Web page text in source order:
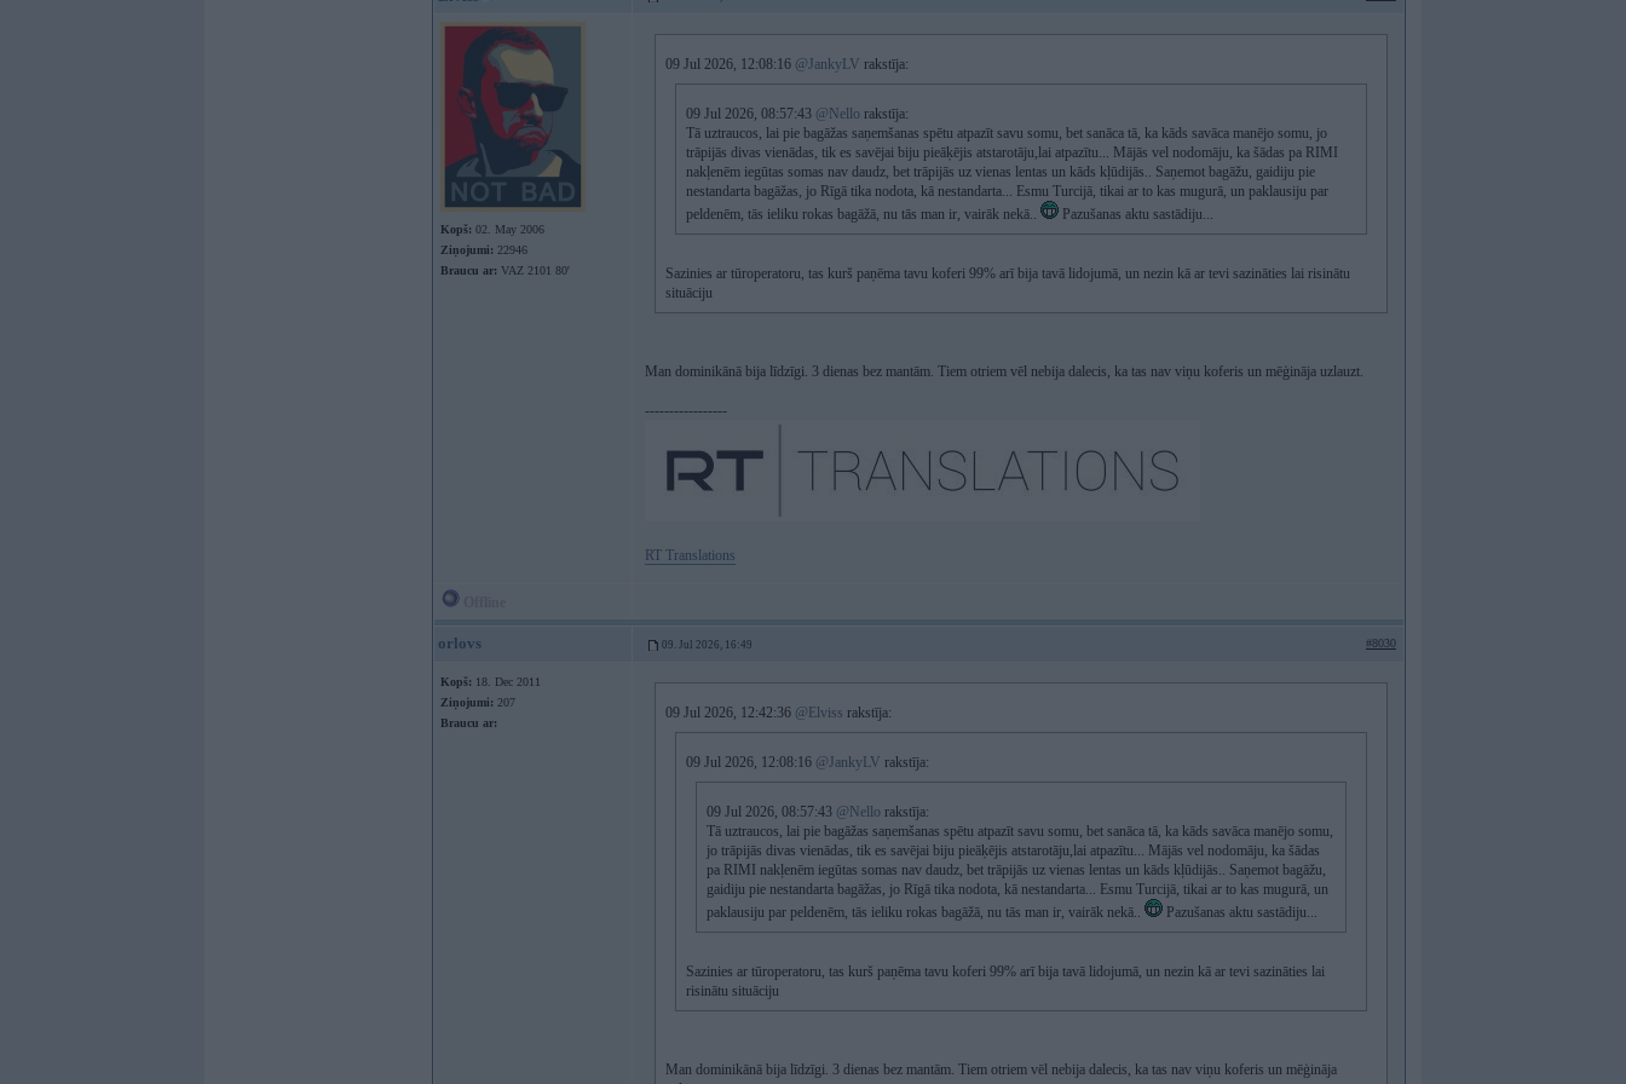
Kopš: 02. May 2006
Ziņojumi: 22946
Braucu ar: VAZ 2101 80'
09 Jul 2026, 12:08:16 @JankyLV rakstīja:
09 Jul 2026, 08:57:43 @Nello rakstīja:
Tā uztraucos, lai pie bagāžas saņemšanas spētu atpazīt savu somu, bet sanāca tā, ka kāds savāca manējo somu, jo
trāpijās divas vienādas, tik es savējai biju pieāķējis atstarotāju,lai atpazītu... Mājās vel nodomāju, ka šādas pa RIMI
nakļenēm iegūtas somas nav daudz, bet trāpijās uz vienas lentas un kāds kļūdijās.. Saņemot bagāžu, gaidiju pie
nestandarta bagāžas, jo Rīgā tika nodota, kā nestandarta... Esmu Turcijā, tikai ar to kas mugurā, un paklausiju par
peldenēm, tās ieliku rokas bagāžā, nu tās man ir, vairāk nekā..
Pazušanas aktu sastādiju...
Sazinies ar tūroperatoru, tas kurš paņēma tavu koferi 99% arī bija tavā lidojumā, un nezin kā ar tevi sazināties lai risinātu
situāciju
Man dominikānā bija līdzīgi. 3 dienas bez mantām. Tiem otriem vēl nebija dalecis, ka tas nav viņu koferis un mēģināja uzlauzt.
-----------------
RT Translations
orlovs 09. Jul 2026, 16:49 #8030
Kopš: 18. Dec 2011
Ziņojumi: 207
Braucu ar:
09 Jul 2026, 12:42:36 @Elviss rakstīja:
09 Jul 2026, 12:08:16 @JankyLV rakstīja:
09 Jul 2026, 08:57:43 @Nello rakstīja:
Tā uztraucos, lai pie bagāžas saņemšanas spētu atpazīt savu somu, bet sanāca tā, ka kāds savāca manējo somu,
jo trāpijās divas vienādas, tik es savējai biju pieāķējis atstarotāju,lai atpazītu... Mājās vel nodomāju, ka šādas
pa RIMI nakļenēm iegūtas somas nav daudz, bet trāpijās uz vienas lentas un kāds kļūdijās.. Saņemot bagāžu,
gaidiju pie nestandarta bagāžas, jo Rīgā tika nodota, kā nestandarta... Esmu Turcijā, tikai ar to kas mugurā, un
paklausiju par peldenēm, tās ieliku rokas bagāžā, nu tās man ir, vairāk nekā..
Pazušanas aktu sastādiju...
Sazinies ar tūroperatoru, tas kurš paņēma tavu koferi 99% arī bija tavā lidojumā, un nezin kā ar tevi sazināties lai
risinātu situāciju
Man dominikānā bija līdzīgi. 3 dienas bez mantām. Tiem otriem vēl nebija dalecis, ka tas nav viņu koferis un mēģināja